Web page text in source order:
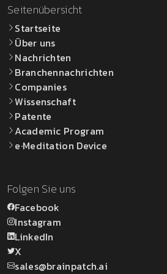
Seitenübersicht
Startseite
Über uns
Nachrichten
Branchennachrichten
Companies
Wissenschaft
Patente
Academic Program
e·Meditation Device
Folgen Sie uns
Facebook
Instagram
LinkedIn
X
sales@brainpatch.ai